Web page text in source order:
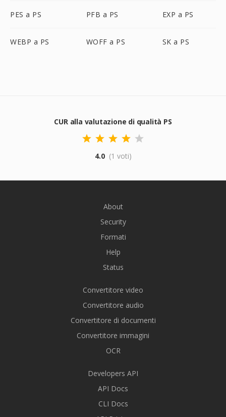
PES a PS PFB a PS EXP a PS
WEBP a PS WOFF a PS SK a PS
CUR alla valutazione di qualità PS
4.0 (1 voti)
About
Security
Formati
Help
Status
Convertitore video
Convertitore audio
Convertitore di documenti
Convertitore immagini
OCR
Developers API
API Docs
CLI Docs